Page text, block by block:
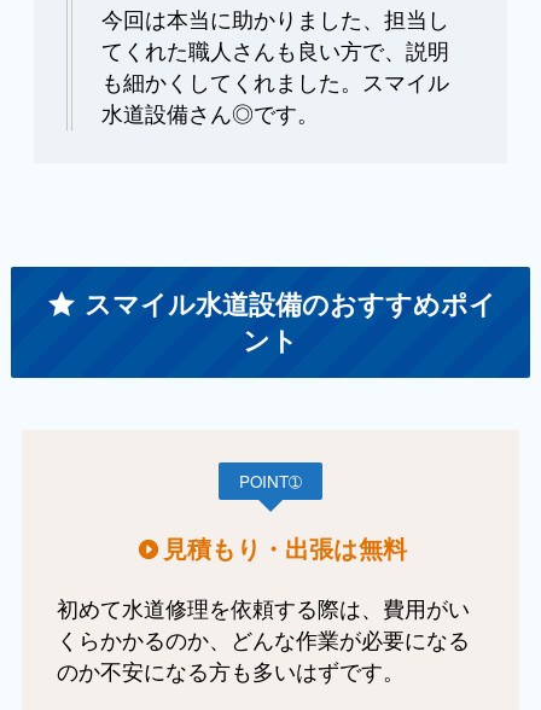
今回は本当に助かりました、担当し
てくれた職人さんも良い方で、説明
も細かくしてくれました。スマイル
水道設備さん◎です。
スマイル水道設備のおすすめポイ
ント
POINT➀
見積もり・出張は無料
初めて水道修理を依頼する際は、費用がい
くらかかるのか、どんな作業が必要になる
のか不安になる方も多いはずです。